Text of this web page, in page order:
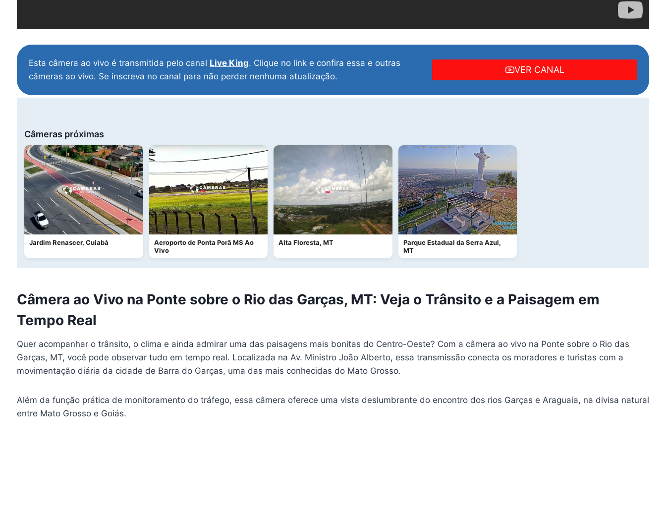
Esta câmera ao vivo é transmitida pelo canal Live King. Clique no link e confira essa e outras
câmeras ao vivo. Se inscreva no canal para não perder nenhuma atualização.
VER CANAL
Câmeras próximas
Jardim Renascer, Cuiabá
Aeroporto de Ponta Porã MS Ao
Vivo
Alta Floresta, MT
Parque Estadual da Serra Azul,
MT
Câmera ao Vivo na Ponte sobre o Rio das Garças, MT: Veja o Trânsito e a Paisagem em
Tempo Real
Quer acompanhar o trânsito, o clima e ainda admirar uma das paisagens mais bonitas do Centro-Oeste? Com a câmera ao vivo na Ponte sobre o Rio das
Garças, MT, você pode observar tudo em tempo real. Localizada na Av. Ministro João Alberto, essa transmissão conecta os moradores e turistas com a
movimentação diária da cidade de Barra do Garças, uma das mais conhecidas do Mato Grosso.
Além da função prática de monitoramento do tráfego, essa câmera oferece uma vista deslumbrante do encontro dos rios Garças e Araguaia, na divisa natural
entre Mato Grosso e Goiás.